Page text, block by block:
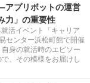
プリボットの運営
力」の重要性
活イベント「キャリア
センター浜松町館で開催
身の就活時のエピソー
、その模様をお届けし